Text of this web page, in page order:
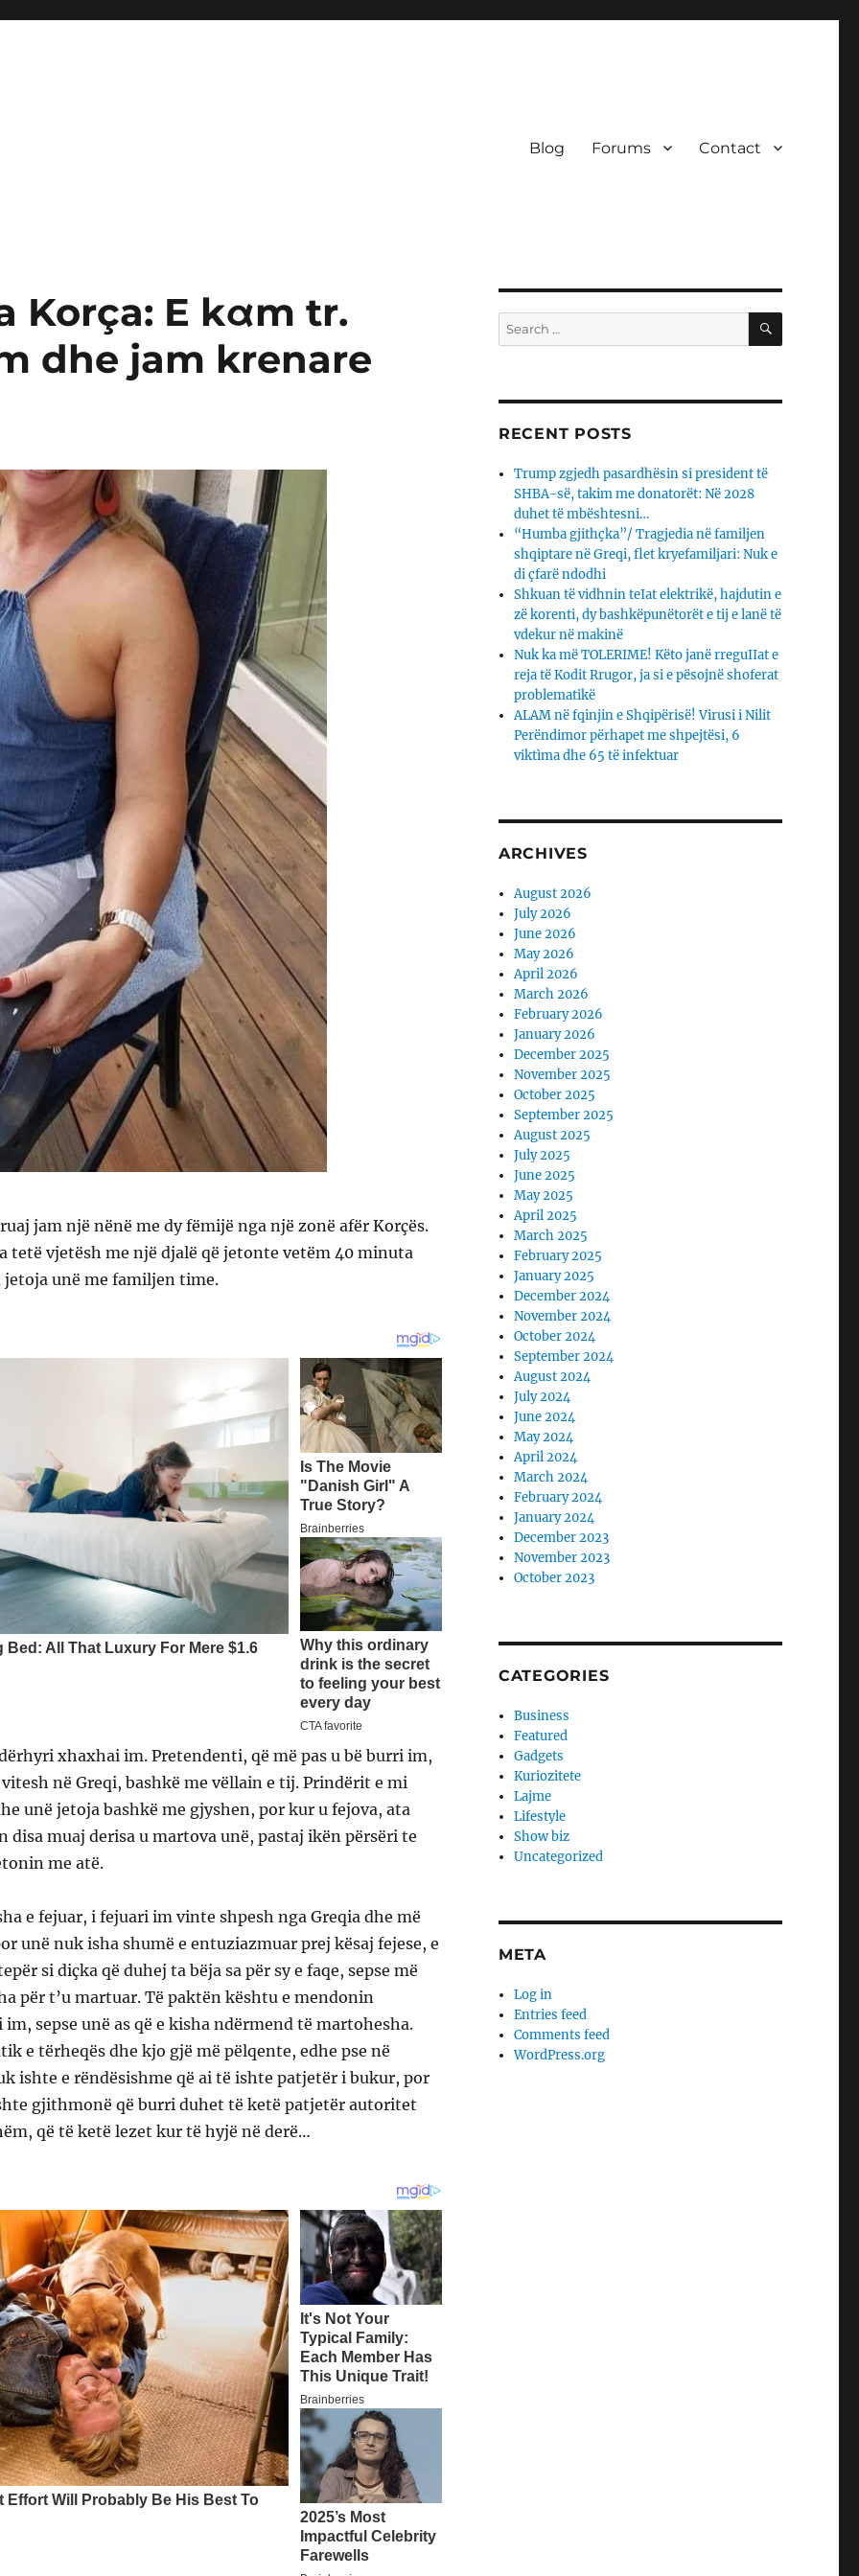
Blog Forums Contact
Korça: E kαm tr.
dhe jam krenare
jam një nënë me dy fëmijë nga një zonë afër Korçës.
tetë vjetësh me një djalë që jetonte vetëm 40 minuta
jetoja unë me familjen time.
xhaxhai im. Pretendenti, që më pas u bë burri im,
në Greqi, bashkë me vëllain e tij. Prindërit e mi
unë jetoja bashkë me gjyshen, por kur u fejova, ata
disa muaj derisa u martova unë, pastaj ikën përsëri te
me atë.
e fejuar, i fejuari im vinte shpesh nga Greqia dhe më
unë nuk isha shumë e entuziazmuar prej kësaj fejese, e
si diçka që duhej ta bëja sa për sy e faqe, sepse më
për t’u martuar. Të paktën kështu e mendonin
sepse unë as që e kisha ndërmend të martohesha.
e tërheqës dhe kjo gjë më pëlqente, edhe pse në
ishte e rëndësishme që ai të ishte patjetër i bukur, por
gjithmonë që burri duhet të ketë patjetër autoritet
që të ketë lezet kur të hyjë në derë…
Search
for:
SEARCH
RECENT POSTS
Trump zgjedh pasardhësin si president të
SHBA-së, takim me donatorët: Në 2028
duhet të mbështesni…
“Humba gjithçka”/ Tragjedia në familjen
shqiptare në Greqi, flet kryefamiljari: Nuk e
di çfarë ndodhi
Shkuan të vidhnin teIat elektrikë, hajdutin e
zë korenti, dy bashkëpunëtorët e tij e lanë të
vdekur në makinë
Nuk ka më TOLERIME! Këto janë rreguIIat e
reja të Kodit Rrugor, ja si e pësojnë shoferat
problematikë
ALAM në fqinjin e Shqipërisë! Virusi i Nilit
Perëndimor përhapet me shpejtësi, 6
viktìma dhe 65 të infektuar
ARCHIVES
August 2026
July 2026
June 2026
May 2026
April 2026
March 2026
February 2026
January 2026
December 2025
November 2025
October 2025
September 2025
August 2025
July 2025
June 2025
May 2025
April 2025
March 2025
February 2025
January 2025
December 2024
November 2024
October 2024
September 2024
August 2024
July 2024
June 2024
May 2024
April 2024
March 2024
February 2024
January 2024
December 2023
November 2023
October 2023
CATEGORIES
Business
Featured
Gadgets
Kuriozitete
Lajme
Lifestyle
Show biz
Uncategorized
META
Log in
Entries feed
Comments feed
WordPress.org